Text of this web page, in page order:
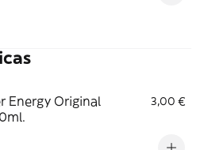
Energy Original
3,00 €